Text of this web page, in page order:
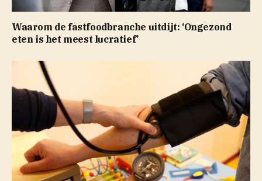
Waarom de fastfoodbranche uitdijt: ‘Ongezond
eten is het meest lucratief’